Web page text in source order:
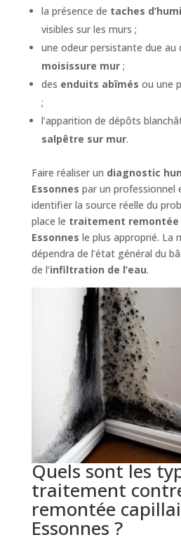
la présence de taches
visibles sur les murs ;
une odeur persistante due au
moisissure mur;
des enduits abîmés ou une
;
l’apparition de dépôts
salpêtre sur mur.
Faire réaliser un diagnostic
Essonnes par un professionnel
identifier la source réelle du
place le traitement remontée
Essonnes le plus approprié. La
dépendra de l’état général du
de l’infiltration de l’eau.
Quels sont les
traitement
remontée
Essonnes ?